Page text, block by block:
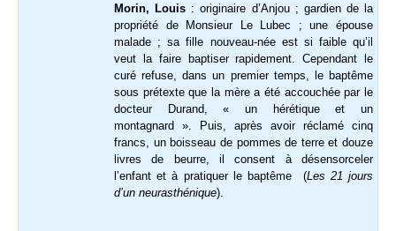
Morin, Louis : originaire d’Anjou ; gardien de la
propriété de Monsieur Le Lubec ; une épouse
malade ; sa fille nouveau-née est si faible qu’il
veut la faire baptiser rapidement. Cependant le
curé refuse, dans un premier temps, le baptême
sous prétexte que la mère a été accouchée par le
docteur Durand, « un hérétique et un
montagnard ». Puis, après avoir réclamé cinq
francs, un boisseau de pommes de terre et douze
livres de beurre, il consent à désensorceler
l’enfant et à pratiquer le baptême (Les 21 jours
d’un neurasthénique).